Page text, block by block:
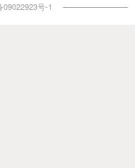
09022923号-1